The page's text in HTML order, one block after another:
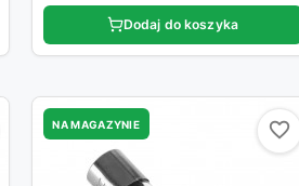
Dodaj do koszyka
NA MAGAZYNIE favorite_border
favorite_border